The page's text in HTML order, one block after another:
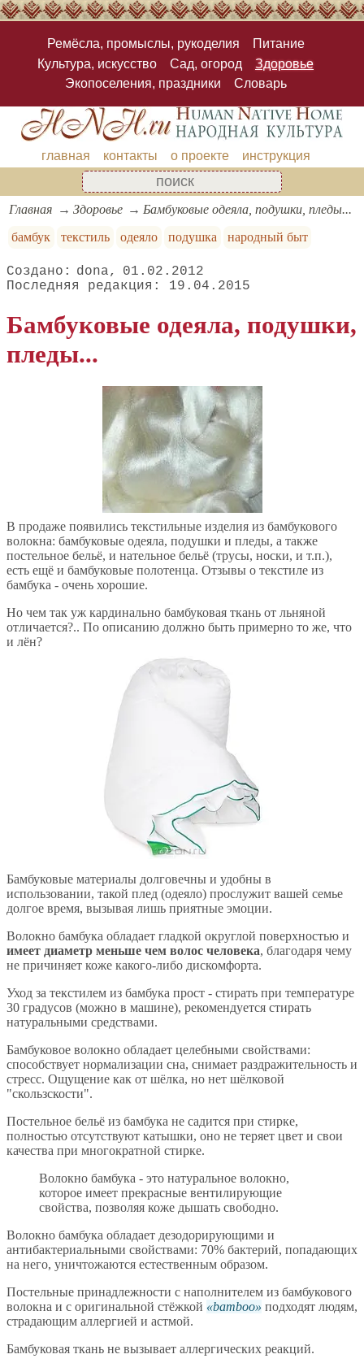
Ремёсла, промыслы, рукоделия
Питание
Культура, искусство
Сад, огород
Здоровье
Экопоселения, праздники
Словарь
главная контакты о проекте инструкция
Главная Здоровье
Бамбуковые одеяла, подушки, пледы...
бамбук
текстиль одеяло подушка народный быт
dona
01.02.2012
19.04.2015
Бамбуковые одеяла, подушки,
пледы...
В продаже появились текстильные изделия из бамбукового
волокна: бамбуковые одеяла, подушки и пледы, а также
постельное бельё, и нательное бельё (трусы, носки, и т.п.),
есть ещё и бамбуковые полотенца. Отзывы о текстиле из
бамбука - очень хорошие.
Но чем так уж кардинально бамбуковая ткань от льняной
отличается?.. По описанию должно быть примерно то же, что
и лён?
Бамбуковые материалы долговечны и удобны в
использовании, такой плед (одеяло) прослужит вашей семье
долгое время, вызывая лишь приятные эмоции.
Волокно бамбука обладает гладкой округлой поверхностью и
имеет диаметр меньше чем волос человека, благодаря чему
не причиняет коже какого-либо дискомфорта.
Уход за текстилем из бамбука прост - стирать при температуре
30 градусов (можно в машине), рекомендуется стирать
натуральными средствами.
Бамбуковое волокно обладает целебными свойствами:
способствует нормализации сна, снимает раздражительность и
стресс. Ощущение как от шёлка, но нет шёлковой
"скользскости".
Постельное бельё из бамбука не садится при стирке,
полностью отсутствуют катышки, оно не теряет цвет и свои
качества при многократной стирке.
Волокно бамбука - это натуральное волокно,
которое имеет прекрасные вентилирующие
свойства, позволяя коже дышать свободно.
Волокно бамбука обладает дезодорирующими и
антибактериальными свойствами: 70% бактерий, попадающих
на него, уничтожаются естественным образом.
Постельные принадлежности с наполнителем из бамбукового
волокна и с оригинальной стёжкой
bamboo
подходят людям,
страдающим аллергией и астмой.
Бамбуковая ткань не вызывает аллергических реакций.